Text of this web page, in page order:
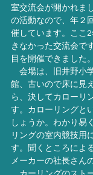
室交流会が開かれま
の活動なので、年２
催しています。ここ
きなかった交流会で
目を開催できました。
会場は、旧井野小
館、古いので床に見
ら、決してカローリ
す。カローリングと
しょうか。わかり易
リングの室内競技用
す。聞くところによ
メーカーの社長さん